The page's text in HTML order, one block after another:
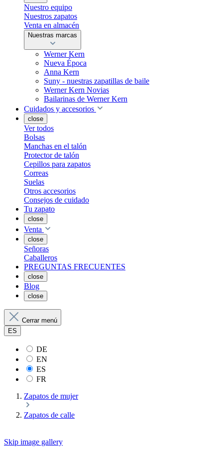
Nuestro equipo
Nuestros zapatos
Venta en almacén
Nuestras marcas
Werner Kern
Nueva Época
Anna Kern
Suny - nuestras zapatillas de baile
Werner Kern Novias
Bailarinas de Werner Kern
Cuidados y accesorios
close
Ver todos
Bolsas
Manchas en el talón
Protector de talón
Cepillos para zapatos
Correas
Suelas
Otros accesorios
Consejos de cuidado
Tu zapato
close
Venta
close
Señoras
Caballeros
PREGUNTAS FRECUENTES
close
Blog
close
Cerrar menú
ES
DE
EN
ES
FR
Zapatos de mujer
Zapatos de calle
Skip image gallery